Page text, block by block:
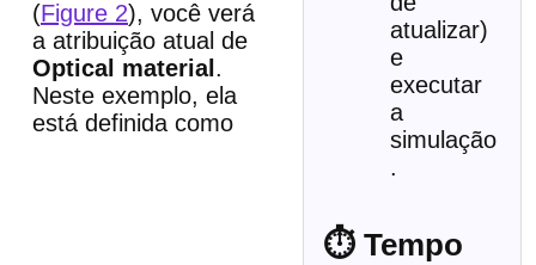
atualizar)
e
executar
a
simulação
.
⏱ Tempo
(Figure 2), você verá
a atribuição atual de
Optical material .
Neste exemplo, ela
está definida como